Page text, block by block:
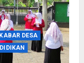
KABAR DESA